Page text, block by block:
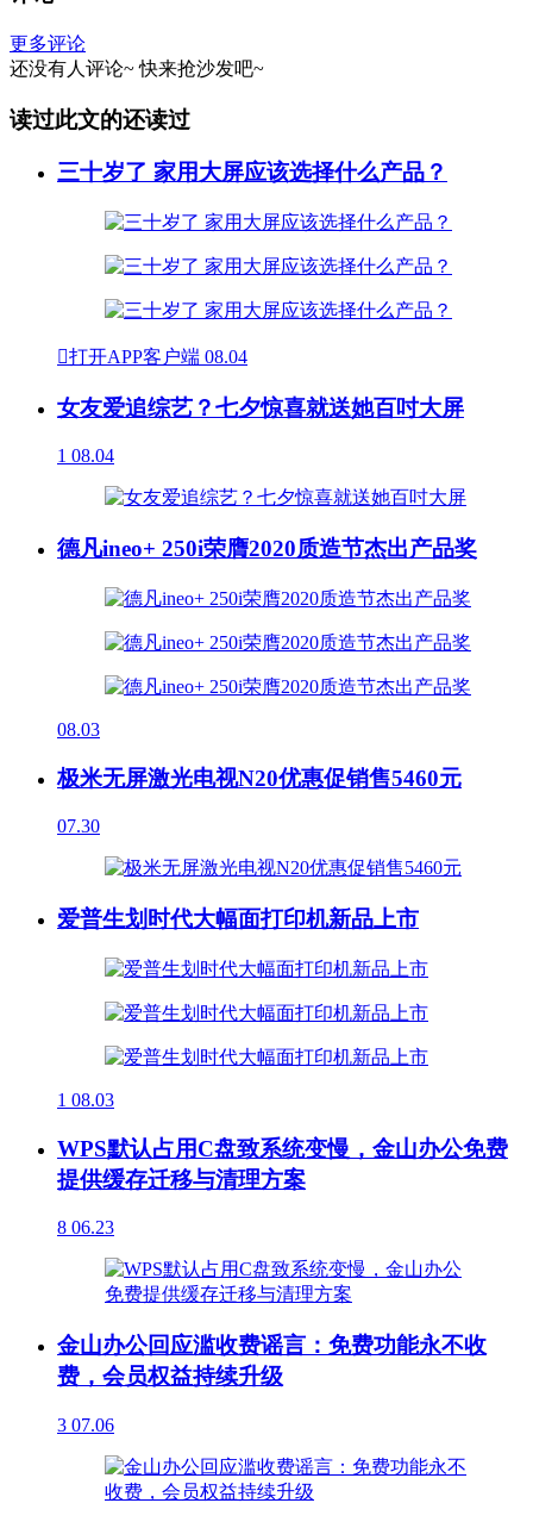
更多评论
还没有人评论~ 快来抢沙发吧~
读过此文的还读过
三十岁了 家用大屏应该选择什么产品？
打开APP客户端 08.04
女友爱追综艺？七夕惊喜就送她百吋大屏
1 08.04
德凡ineo+ 250i荣膺2020质造节杰出产品奖
08.03
极米无屏激光电视N20优惠促销售5460元
07.30
爱普生划时代大幅面打印机新品上市
1 08.03
WPS默认占用C盘致系统变慢，金山办公免费
提供缓存迁移与清理方案
8 06.23
金山办公回应滥收费谣言：免费功能永不收
费，会员权益持续升级
3 07.06